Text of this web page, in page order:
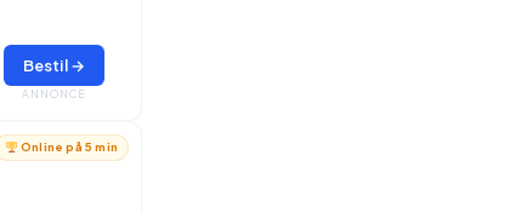
Bestil →
ANNONCE
Online på 5 min